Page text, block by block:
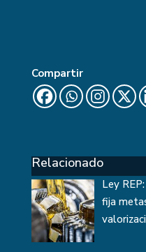
Compartir
Relacionado
Ley
fija